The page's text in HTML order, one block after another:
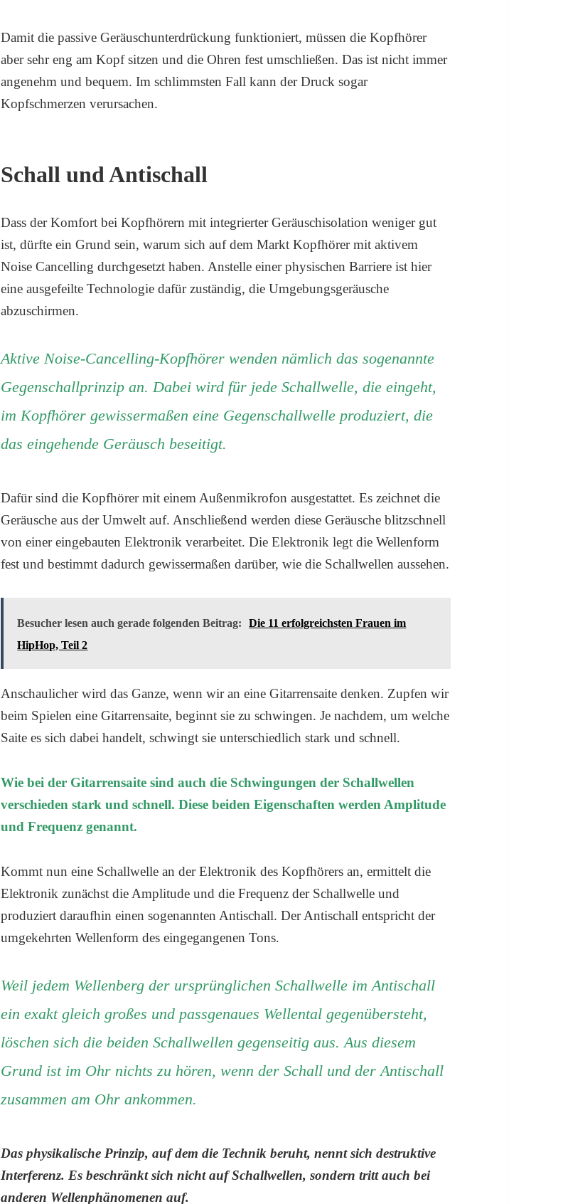
Damit die passive Geräuschunterdrückung funktioniert, müssen die Kopfhörer
aber sehr eng am Kopf sitzen und die Ohren fest umschließen. Das ist nicht immer
angenehm und bequem. Im schlimmsten Fall kann der Druck sogar
Kopfschmerzen verursachen.
Schall und Antischall
Dass der Komfort bei Kopfhörern mit integrierter Geräuschisolation weniger gut
ist, dürfte ein Grund sein, warum sich auf dem Markt Kopfhörer mit aktivem
Noise Cancelling durchgesetzt haben. Anstelle einer physischen Barriere ist hier
eine ausgefeilte Technologie dafür zuständig, die Umgebungsgeräusche
abzuschirmen.
Aktive Noise-Cancelling-Kopfhörer wenden nämlich das sogenannte
Gegenschallprinzip an. Dabei wird für jede Schallwelle, die eingeht,
im Kopfhörer gewissermaßen eine Gegenschallwelle produziert, die
das eingehende Geräusch beseitigt.
Dafür sind die Kopfhörer mit einem Außenmikrofon ausgestattet. Es zeichnet die
Geräusche aus der Umwelt auf. Anschließend werden diese Geräusche blitzschnell
von einer eingebauten Elektronik verarbeitet. Die Elektronik legt die Wellenform
fest und bestimmt dadurch gewissermaßen darüber, wie die Schallwellen aussehen.
Besucher lesen auch gerade folgenden Beitrag:
Die 11 erfolgreichsten Frauen im
HipHop, Teil 2
Anschaulicher wird das Ganze, wenn wir an eine Gitarrensaite denken. Zupfen wir
beim Spielen eine Gitarrensaite, beginnt sie zu schwingen. Je nachdem, um welche
Saite es sich dabei handelt, schwingt sie unterschiedlich stark und schnell.
Wie bei der Gitarrensaite sind auch die Schwingungen der Schallwellen
verschieden stark und schnell. Diese beiden Eigenschaften werden Amplitude
und Frequenz genannt.
Kommt nun eine Schallwelle an der Elektronik des Kopfhörers an, ermittelt die
Elektronik zunächst die Amplitude und die Frequenz der Schallwelle und
produziert daraufhin einen sogenannten Antischall. Der Antischall entspricht der
umgekehrten Wellenform des eingegangenen Tons.
Weil jedem Wellenberg der ursprünglichen Schallwelle im Antischall
ein exakt gleich großes und passgenaues Wellental gegenübersteht,
löschen sich die beiden Schallwellen gegenseitig aus. Aus diesem
Grund ist im Ohr nichts zu hören, wenn der Schall und der Antischall
zusammen am Ohr ankommen.
Das physikalische Prinzip, auf dem die Technik beruht, nennt sich destruktive
Interferenz. Es beschränkt sich nicht auf Schallwellen, sondern tritt auch bei
anderen Wellenphänomenen auf.